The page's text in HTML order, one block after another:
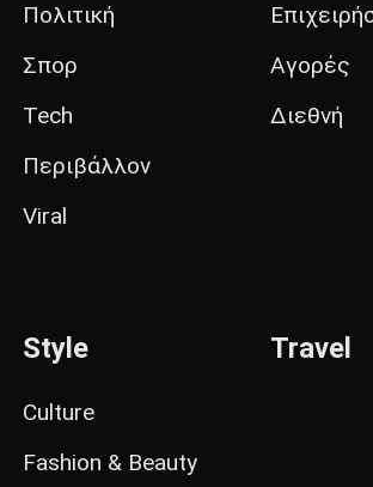
Πολιτική
Σπορ
Tech
Περιβάλλον
Viral
Αγορές
Διεθνή
Style
Culture
Fashion & Beauty
Travel